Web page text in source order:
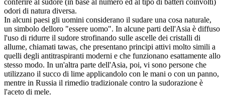
conferire al sudore (in base al numero ed al tipo di batteri coinvolti)
odori di natura diversa.
In alcuni paesi gli uomini considerano il sudare una cosa naturale,
un simbolo delloro "essere uomo". In alcune parti dell'Asia è diffuso
l'uso di ridurre il sudore strofinando sulle ascelle dei cristalli di
allume, chiamati tawas, che presentano principi attivi molto simili a
quelli degli antitraspiranti moderni e che funzionano esattamente allo
stesso modo. In un'altra parte dell'Asia, poi, vi sono persone che
utilizzano il succo di lime applicandolo con le mani o con un panno,
mentre in Russia il rimedio tradizionale contro la sudorazione è
l'aceto di mele.